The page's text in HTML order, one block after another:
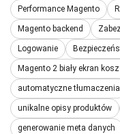
Performance Magento
Magento backend
Logowanie
Magento 2 biały ekran
automatyczne tłumaczenia
unikalne opisy produktów
generowanie meta danych